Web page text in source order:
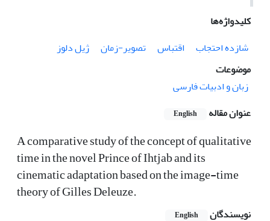
کلیدواژه‌ها
شازده احتجاب
اقتباس تصویر-زمان
ژیل دلوز
موضوعات
زبان و ادبیات فارسی
عنوان مقاله
English
A comparative study of the concept of qualitative
time in the novel Prince of Ihtjab and its
cinematic adaptation based on the image-time
theory of Gilles Deleuze.
نویسندگان English